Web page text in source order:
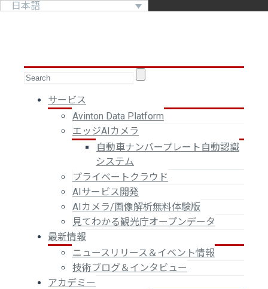
日本語
サービス
Avinton Data Platform
エッジAIカメラ
自動車ナンバープレート自動認識
システム
プライベートクラウド
AIサービス開発
AIカメラ/画像解析無料体験版
見てわかる観光庁オープンデータ
最新情報
ニュースリリース＆イベント情報
技術ブログ＆インタビュー
アカデミー